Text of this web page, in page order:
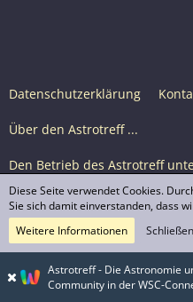
Datenschutzerklärung
Über den Astrotreff ...
Den Betrieb des Astrotreff
Nutzungsbedingungen
© Astrotreff
sofern für einzelne
Astrotreff - Die Astronomie
Community in der WSC-
Diese Seite verwendet Cookies.
Sie sich damit einverstanden, dass
Weitere Informationen
Schließen